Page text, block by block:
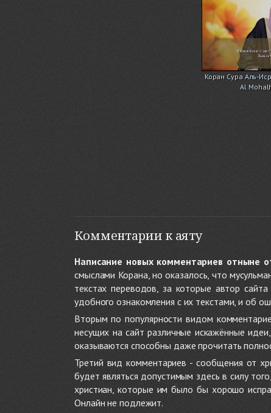
Коран Сура Аль-
Комментарии к аяту
Написание новых комментариев отныне
смыслами Корана, но оказалось, что
текстах переводов, за которые автор
удобного ознакомления с их текстами, и об
Вторым по популярности видом
несущих на сайт различные искажённые
оказываются способны даже прочитать
Третий вид комментариев - сообщения от
будет являться допустимым здесь в силу
христиан, которые им было бы хорошо
Онлайн не подлежит.